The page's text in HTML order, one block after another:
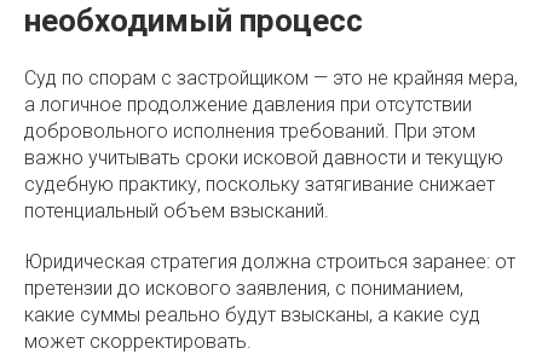
необходимый процесс
Суд по спорам с застройщиком — это не крайняя мера,
а логичное продолжение давления при отсутствии
добровольного исполнения требований. При этом
важно учитывать сроки исковой давности и текущую
судебную практику, поскольку затягивание снижает
потенциальный объем взысканий.
Юридическая стратегия должна строиться заранее: от
претензии до искового заявления, с пониманием,
какие суммы реально будут взысканы, а какие суд
может скорректировать.